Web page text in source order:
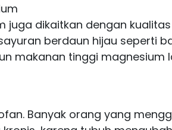
juga dikaitkan dengan
berdaun hijau seperti
makanan tinggi magnesium
Banyak orang yang